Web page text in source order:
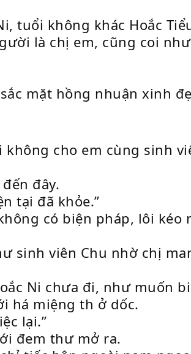
tuổi không khác Hoắc
là chị em, cũng coi
mặt hồng nhuận xinh
không cho em cùng sinh
đây.
tại đã khỏe.”
có biện pháp, lôi kéo
sinh viên Chu nhờ chị
Ni chưa đi, như muốn
há miệng th ở dốc.
lại.”
đem thư mở ra.